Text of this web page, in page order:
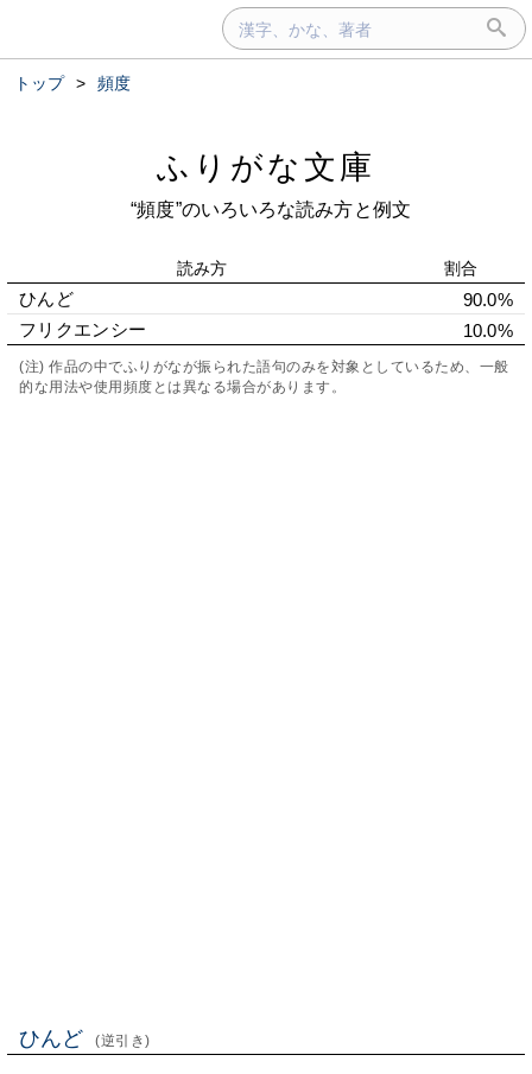
トップ > 頻度
ふりがな文庫
“頻度”のいろいろな読み方と例文
読み方 割合
ひんど
90.0%
フリクエンシー
10.0%
(注) 作品の中でふりがなが振られた語句のみを対象としているため、一般
的な用法や使用頻度とは異なる場合があります。
ひんど (逆引き)